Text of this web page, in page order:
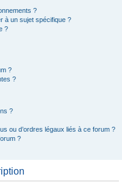
?
à un sujet spécifique ?
?
?
?
?
ou d’ordres légaux liés à ce forum ?
?